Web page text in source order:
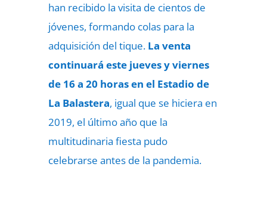
han recibido la visita de cientos de
jóvenes, formando colas para la
adquisición del tique. La venta
continuará este jueves y viernes
de 16 a 20 horas en el Estadio de
La Balastera, igual que se hiciera en
2019, el último año que la
multitudinaria fiesta pudo
celebrarse antes de la pandemia.